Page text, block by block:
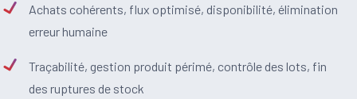
Achats cohérents, flux optimisé, disponibilité, élimination
erreur humaine
Traçabilité, gestion produit périmé, contrôle des lots, fin
des ruptures de stock